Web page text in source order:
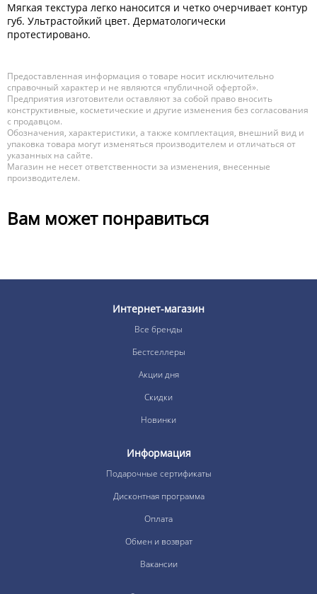
Мягкая текстура легко наносится и четко очерчивает контур
губ. Ультрастойкий цвет. Дерматологически
протестировано.
Предоставленная информация о товаре носит исключительно
справочный характер и не являются «публичной офертой».
Предприятия изготовители оставляют за собой право вносить
конструктивные, косметические и другие изменения без согласования
с продавцом.
Обозначения, характеристики, а также комплектация, внешний вид и
упаковка товара могут изменяться производителем и отличаться от
указанных на сайте.
Магазин не несет ответственности за изменения, внесенные
производителем.
Вам может понравиться
Интернет-магазин
Все бренды
Бестселлеры
Акции дня
Скидки
Новинки
Информация
Подарочные сертификаты
Дисконтная программа
Оплата
Обмен и возврат
Вакансии